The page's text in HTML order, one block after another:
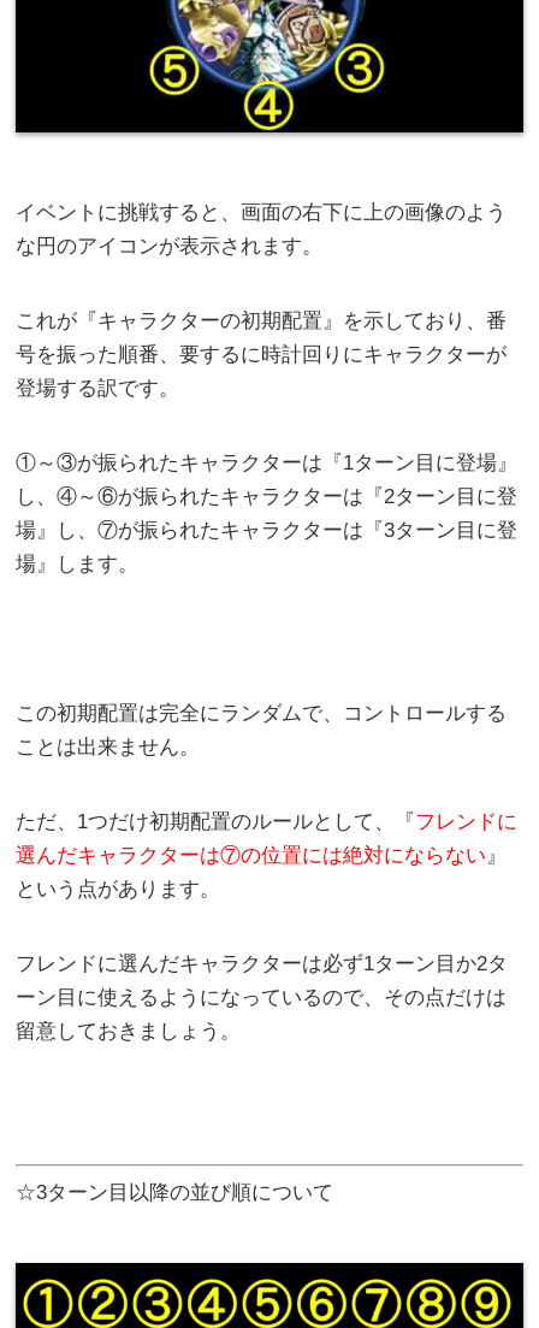
イベントに挑戦すると、画面の右下に上の画像のよう
な円のアイコンが表示されます。
これが『キャラクターの初期配置』を示しており、番
号を振った順番、要するに時計回りにキャラクターが
登場する訳です。
①～③が振られたキャラクターは『1ターン目に登場』
し、④～⑥が振られたキャラクターは『2ターン目に登
場』し、⑦が振られたキャラクターは『3ターン目に登
場』します。
この初期配置は完全にランダムで、コントロールする
ことは出来ません。
ただ、1つだけ初期配置のルールとして、『フレンドに
選んだキャラクターは⑦の位置には絶対にならない 』
という点があります。
フレンドに選んだキャラクターは必ず1ターン目か2タ
ーン目に使えるようになっているので、その点だけは
留意しておきましょう。
☆3ターン目以降の並び順について